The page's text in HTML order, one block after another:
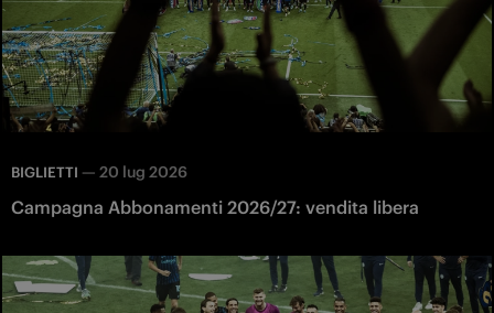
BIGLIETTI — 20 lug 2026
Campagna Abbonamenti 2026/27: vendita libera